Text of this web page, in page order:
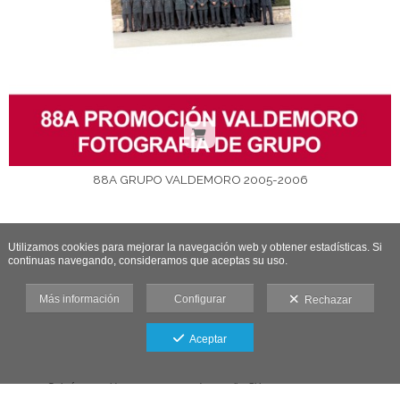
88A GRUPO VALDEMORO 2005-2006
Utilizamos cookies para mejorar la navegación web y obtener estadísticas. Si
continuas navegando, consideramos que aceptas su uso.
Más información Configurar Rechazar
Aceptar
Galería protegida contra capturas de pantalla: Si haces una captura se